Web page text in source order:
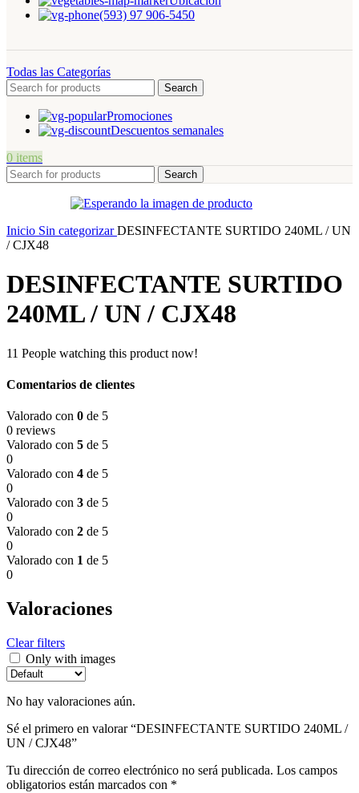
(593) 97 906-5450
Todas las Categorías
Search
Promociones
Descuentos semanales
0 items
Search
Inicio Sin categorizarDESINFECTANTE SURTIDO 240ML / UN
/ CJX48
DESINFECTANTE SURTIDO
240ML / UN / CJX48
11 People watching this product now!
Comentarios de clientes
Valorado con 0 de 5
0 reviews
Valorado con 5 de 5
0
Valorado con 4 de 5
0
Valorado con 3 de 5
0
Valorado con 2 de 5
0
Valorado con 1 de 5
0
Valoraciones
Clear filters
Only with images
No hay valoraciones aún.
Sé el primero en valorar “DESINFECTANTE SURTIDO 240ML /
UN / CJX48”
Tu dirección de correo electrónico no será publicada. Los campos
obligatorios están marcados con *